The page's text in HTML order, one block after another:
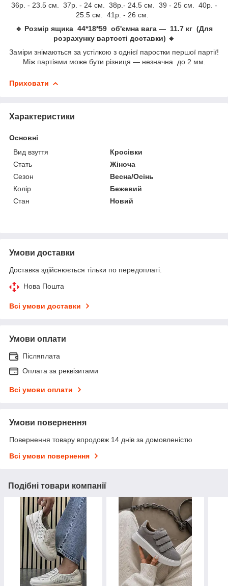
36р. - 23.5 см. 37р. - 24 см. 38р.- 24.5 см. 39 - 25 см. 40р. -
25.5 см. 41р. - 26 см.
🔹 Розмір ящика 44*18*59 об'ємна вага — 11.7 кг (Для
розрахунку вартості доставки) 🔹
Заміри знімаються за устілкою з однієї паростки першої партії!
Між партіями може бути різниця — незначна до 2 мм.
Приховати
Характеристики
Основні
Вид взуття
Кросівки
Стать
Жіноча
Сезон
Весна/Осінь
Колір
Бежевий
Стан
Новий
Умови доставки
Доставка здійснюється тільки по передоплаті.
Нова Пошта
Всі умови доставки
Умови оплати
Післяплата
Оплата за реквізитами
Всі умови оплати
Умови повернення
Повернення товару впродовж 14 днів за домовленістю
Всі умови повернення
Подібні товари компанії